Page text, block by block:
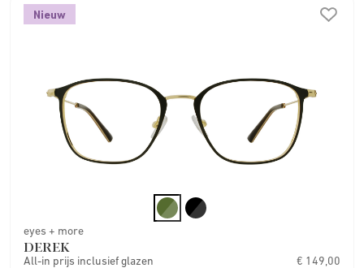
Nieuw
eyes + more
DEREK
All-in prijs inclusief glazen € 149,00